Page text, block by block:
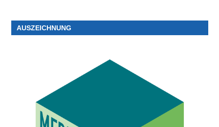
AUSZEICHNUNG